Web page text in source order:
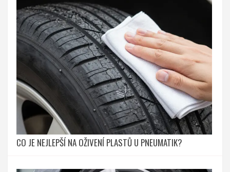
CO JE NEJLEPŠÍ NA OŽIVENÍ PLASTŮ U PNEUMATIK?